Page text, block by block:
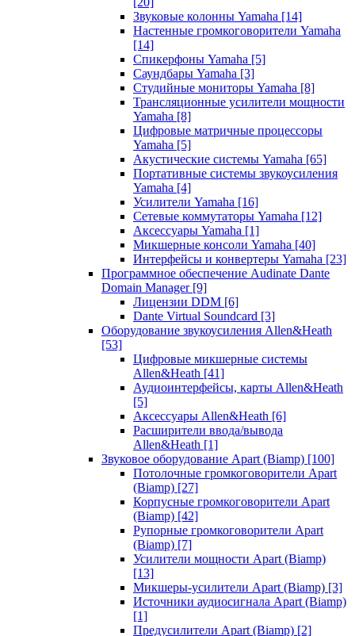
Звуковые колонны Yamaha [14]
Настенные громкоговорители Yamaha
[14]
Спикерфоны Yamaha [5]
Саундбары Yamaha [3]
Студийные мониторы Yamaha [8]
Трансляционные усилители мощности
Yamaha [8]
Цифровые матричные процессоры
Yamaha [5]
Акустические системы Yamaha [65]
Портативные системы звукоусиления
Yamaha [4]
Усилители Yamaha [16]
Сетевые коммутаторы Yamaha [12]
Аксессуары Yamaha [1]
Микшерные консоли Yamaha [40]
Интерфейсы и конвертеры Yamaha [23]
Программное обеспечение Audinate Dante
Domain Manager [9]
Лицензии DDM [6]
Dante Virtual Soundcard [3]
Оборудование звукоусиления Allen&Heath
[53]
Цифровые микшерные системы
Allen&Heath [41]
Аудиоинтерфейсы, карты Allen&Heath
[5]
Аксессуары Allen&Heath [6]
Расширители ввода/вывода
Allen&Heath [1]
Звуковое оборудование Apart (Biamp) [100]
Потолочные громкоговорители Apart
(Biamp) [27]
Корпусные громкоговорители Apart
(Biamp) [42]
Рупорные громкоговорители Apart
(Biamp) [7]
Усилители мощности Apart (Biamp)
[13]
Микшеры-усилители Apart (Biamp) [3]
Источники аудиосигнала Apart (Biamp)
[1]
Предусилители Apart (Biamp) [2]